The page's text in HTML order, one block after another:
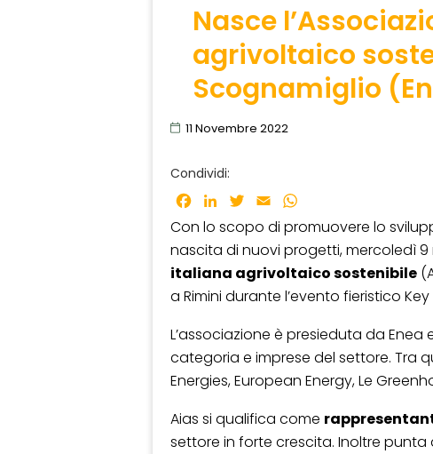
Nasce
agrivoltaico
Scognamiglio
11 Novembre 2022
Condividi:
Facebook
LinkedInTwitter
Email
Con lo scopo di promuovere lo
nascita di nuovi progetti, mercoledì
italiana agrivoltaico sostenibile
a Rimini durante l’evento fieristico Key
L’associazione è presieduta da Enea
categoria e imprese del settore. Tra
Energies, European Energy, Le
Aias si qualifica come
settore in forte crescita. Inoltre